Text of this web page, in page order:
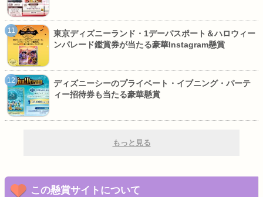
東京ディズニーランド・1デーパスポート＆ハロウィー
ンパレード鑑賞券が当たる豪華Instagram懸賞
ディズニーシーのプライベート・イブニング・パーテ
ィー招待券も当たる豪華懸賞
もっと見る
この懸賞サイトについて